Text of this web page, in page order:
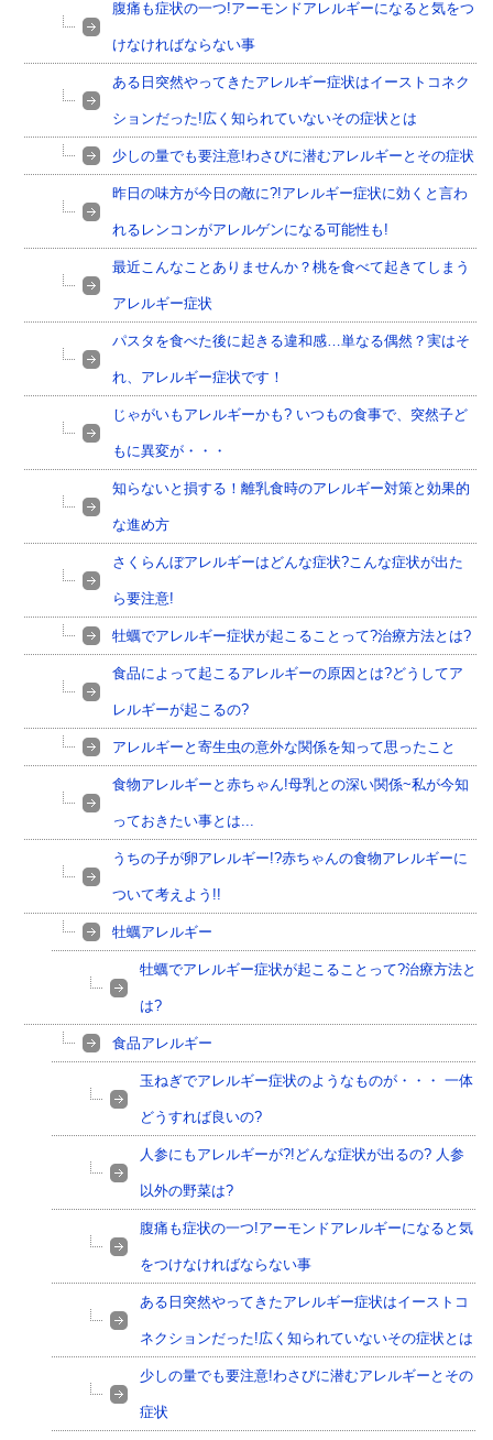
腹痛も症状の一つ!アーモンドアレルギーになると気をつ
けなければならない事
ある日突然やってきたアレルギー症状はイーストコネク
ションだった!広く知られていないその症状とは
少しの量でも要注意!わさびに潜むアレルギーとその症状
昨日の味方が今日の敵に?!アレルギー症状に効くと言わ
れるレンコンがアレルゲンになる可能性も!
最近こんなことありませんか？桃を食べて起きてしまう
アレルギー症状
パスタを食べた後に起きる違和感…単なる偶然？実はそ
れ、アレルギー症状です！
じゃがいもアレルギーかも? いつもの食事で、突然子ど
もに異変が・・・
知らないと損する！離乳食時のアレルギー対策と効果的
な進め方
さくらんぼアレルギーはどんな症状?こんな症状が出た
ら要注意!
牡蠣でアレルギー症状が起こることって?治療方法とは?
食品によって起こるアレルギーの原因とは?どうしてア
レルギーが起こるの?
アレルギーと寄生虫の意外な関係を知って思ったこと
食物アレルギーと赤ちゃん!母乳との深い関係~私が今知
っておきたい事とは...
うちの子が卵アレルギー!?赤ちゃんの食物アレルギーに
ついて考えよう!!
牡蠣アレルギー
牡蠣でアレルギー症状が起こることって?治療方法と
は?
食品アレルギー
玉ねぎでアレルギー症状のようなものが・・・ 一体
どうすれば良いの?
人参にもアレルギーが?!どんな症状が出るの? 人参
以外の野菜は?
腹痛も症状の一つ!アーモンドアレルギーになると気
をつけなければならない事
ある日突然やってきたアレルギー症状はイーストコ
ネクションだった!広く知られていないその症状とは
少しの量でも要注意!わさびに潜むアレルギーとその
症状